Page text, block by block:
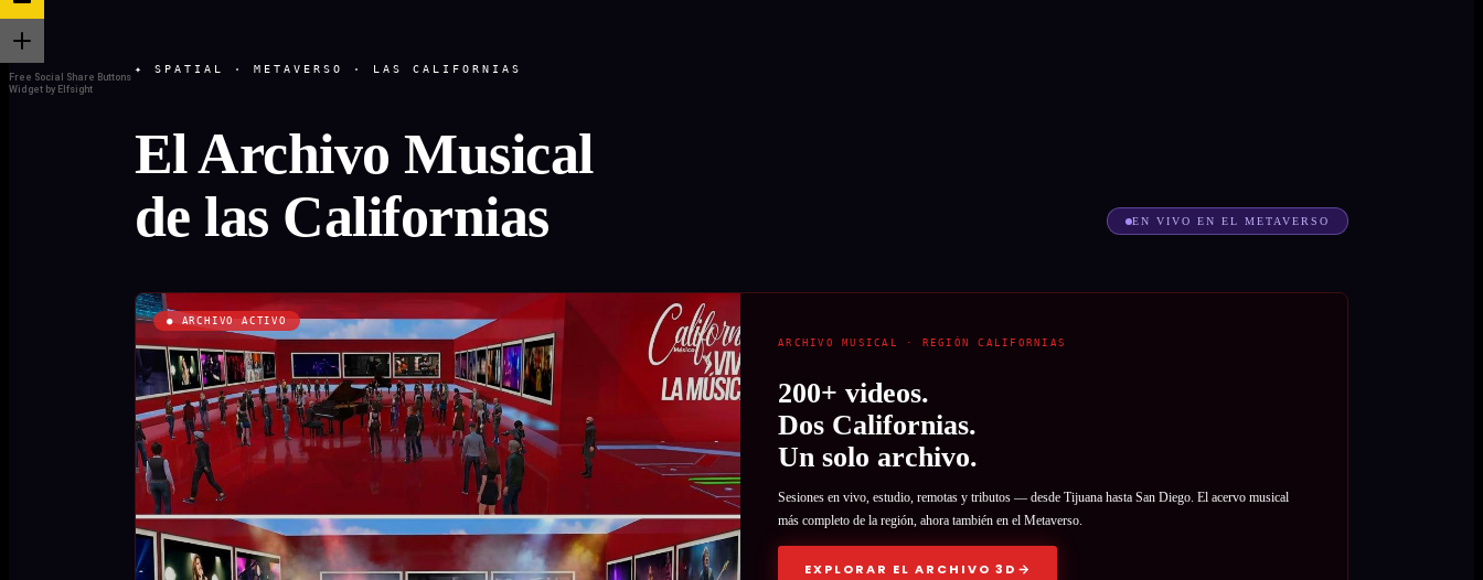
Free Social Share Buttons
Widget by Elfsight
✦ SPATIAL · METAVERSO · LAS CALIFORNIAS
El Archivo Musical
de las Californias EN VIVO EN EL METAVERSO
● ARCHIVO ACTIVO
ARCHIVO MUSICAL · REGIÓN CALIFORNIAS
200+ videos.
Dos Californias.
Un solo archivo.
Sesiones en vivo, estudio, remotas y tributos — desde Tijuana hasta San Diego. El acervo musical
más completo de la región, ahora también en el Metaverso.
EXPLORAR EL ARCHIVO 3D